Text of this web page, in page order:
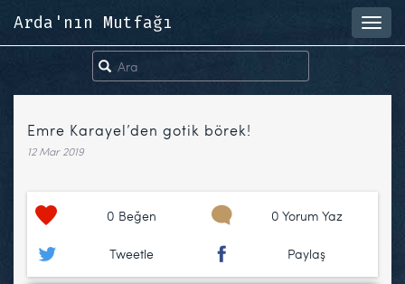
Arda'nın Mutfağı
Emre Karayel’den gotik börek!
12 Mar 2019
0 Beğen 0 Yorum Yaz
Tweetle Paylaş